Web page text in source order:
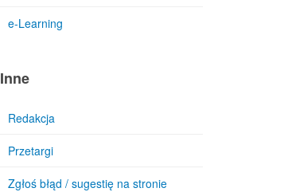
e-Learning
Inne
Redakcja
Przetargi
Zgłoś błąd / sugestię na stronie